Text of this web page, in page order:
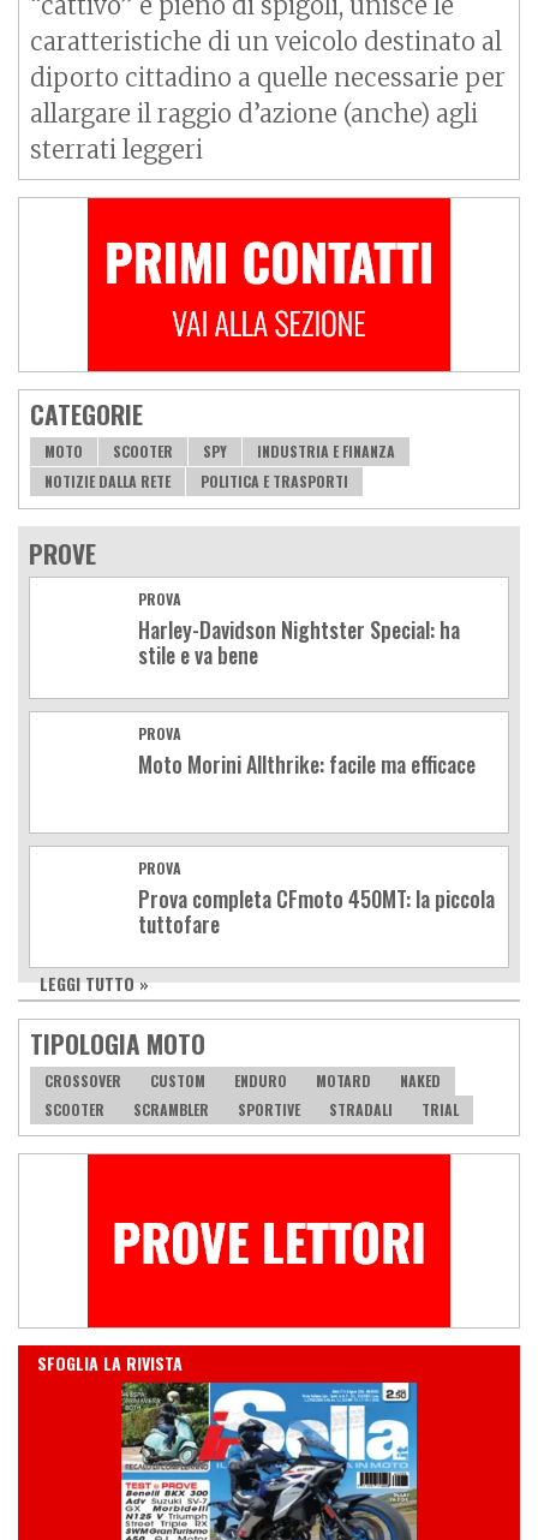
caratteristiche di un veicolo destinato al
diporto cittadino a quelle necessarie per
allargare il raggio d’azione (anche) agli
sterrati leggeri
CATEGORIE
MOTO SCOOTER SPY
INDUSTRIA E FINANZA
NOTIZIE DALLA RETE
POLITICA E TRASPORTI
PROVE
PROVA
Harley-Davidson Nightster Special: ha
stile e va bene
PROVA
Moto Morini Allthrike: facile ma efficace
PROVA
Prova completa CFmoto 450MT: la piccola
tuttofare
LEGGI TUTTO »
TIPOLOGIA MOTO
CROSSOVER CUSTOM ENDURO MOTARD
NAKED
SCOOTER
SCRAMBLER SPORTIVE STRADALI TRIAL
IN EDICOLA
SFOGLIA LA RIVISTA